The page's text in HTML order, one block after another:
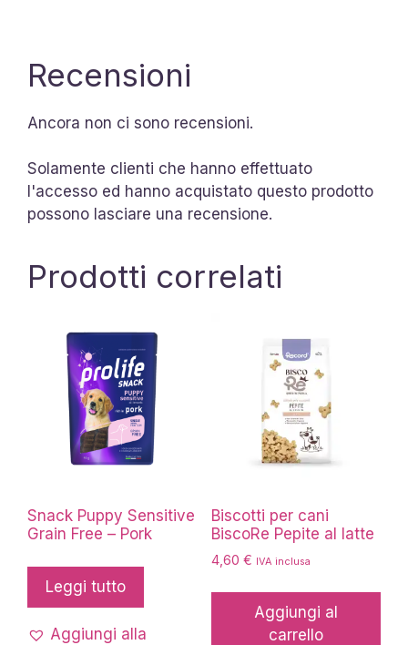
Recensioni
Ancora non ci sono recensioni.
Solamente clienti che hanno effettuato
l'accesso ed hanno acquistato questo prodotto
possono lasciare una recensione.
Prodotti correlati
Snack Puppy Sensitive
Grain Free – Pork
Leggi tutto
Aggiungi alla
Biscotti per cani
BiscoRe Pepite al latte
4,60 € IVA inclusa
Aggiungi al
carrello